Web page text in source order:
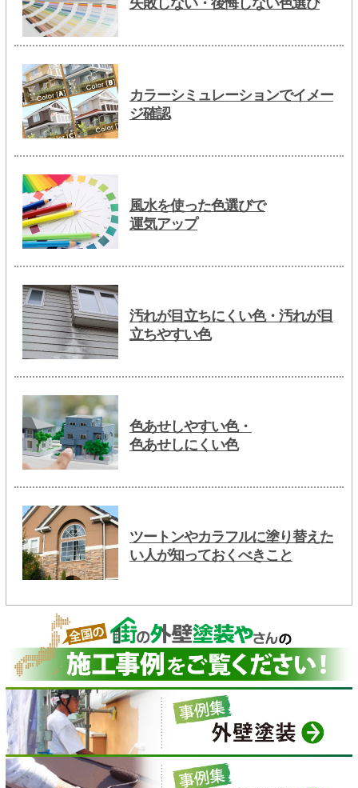
失敗しない・後悔しない色選び
カラーシミュレーションでイメー
ジ確認
風水を使った色選びで
運気アップ
汚れが目立ちにくい色・汚れが目
立ちやすい色
色あせしやすい色・
色あせしにくい色
ツートンやカラフルに塗り替えた
い人が知っておくべきこと